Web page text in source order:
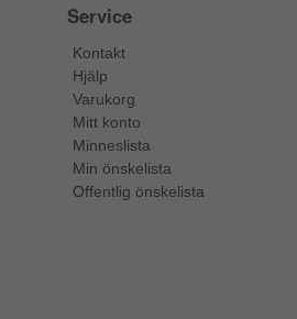
Service
Kontakt
Hjälp
Varukorg
Mitt konto
Minneslista
Min önskelista
Offentlig önskelista